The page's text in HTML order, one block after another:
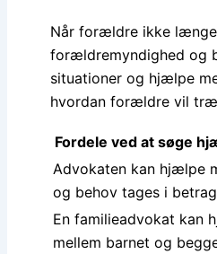
Når forældre ikke
forældremyndighed og
situationer og hjælpe
hvordan forældre vil
Fordele ved at søge
Advokaten kan hjælpe
og behov tages i
En familieadvokat kan
mellem barnet og